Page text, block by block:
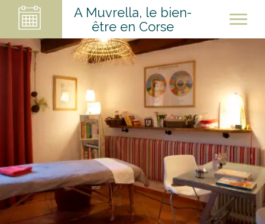
A Muvrella, le bien-
être en Corse